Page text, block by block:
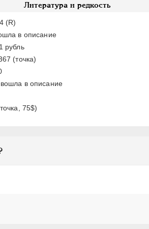
Литература и редкость
(R)
в описание
рубль
(точка)
в описание
75$)